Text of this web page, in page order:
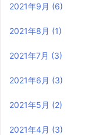
2021年9月 (6)
2021年8月 (1)
2021年7月 (3)
2021年6月 (3)
2021年5月 (2)
2021年4月 (3)